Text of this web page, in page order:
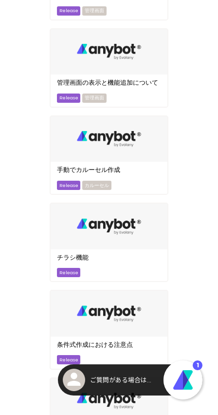
管理画面
管理画面の表示と機能追加について
管理画面
手動でカルーセル作成
カルーセル
チラシ機能
条件式作成における注意点